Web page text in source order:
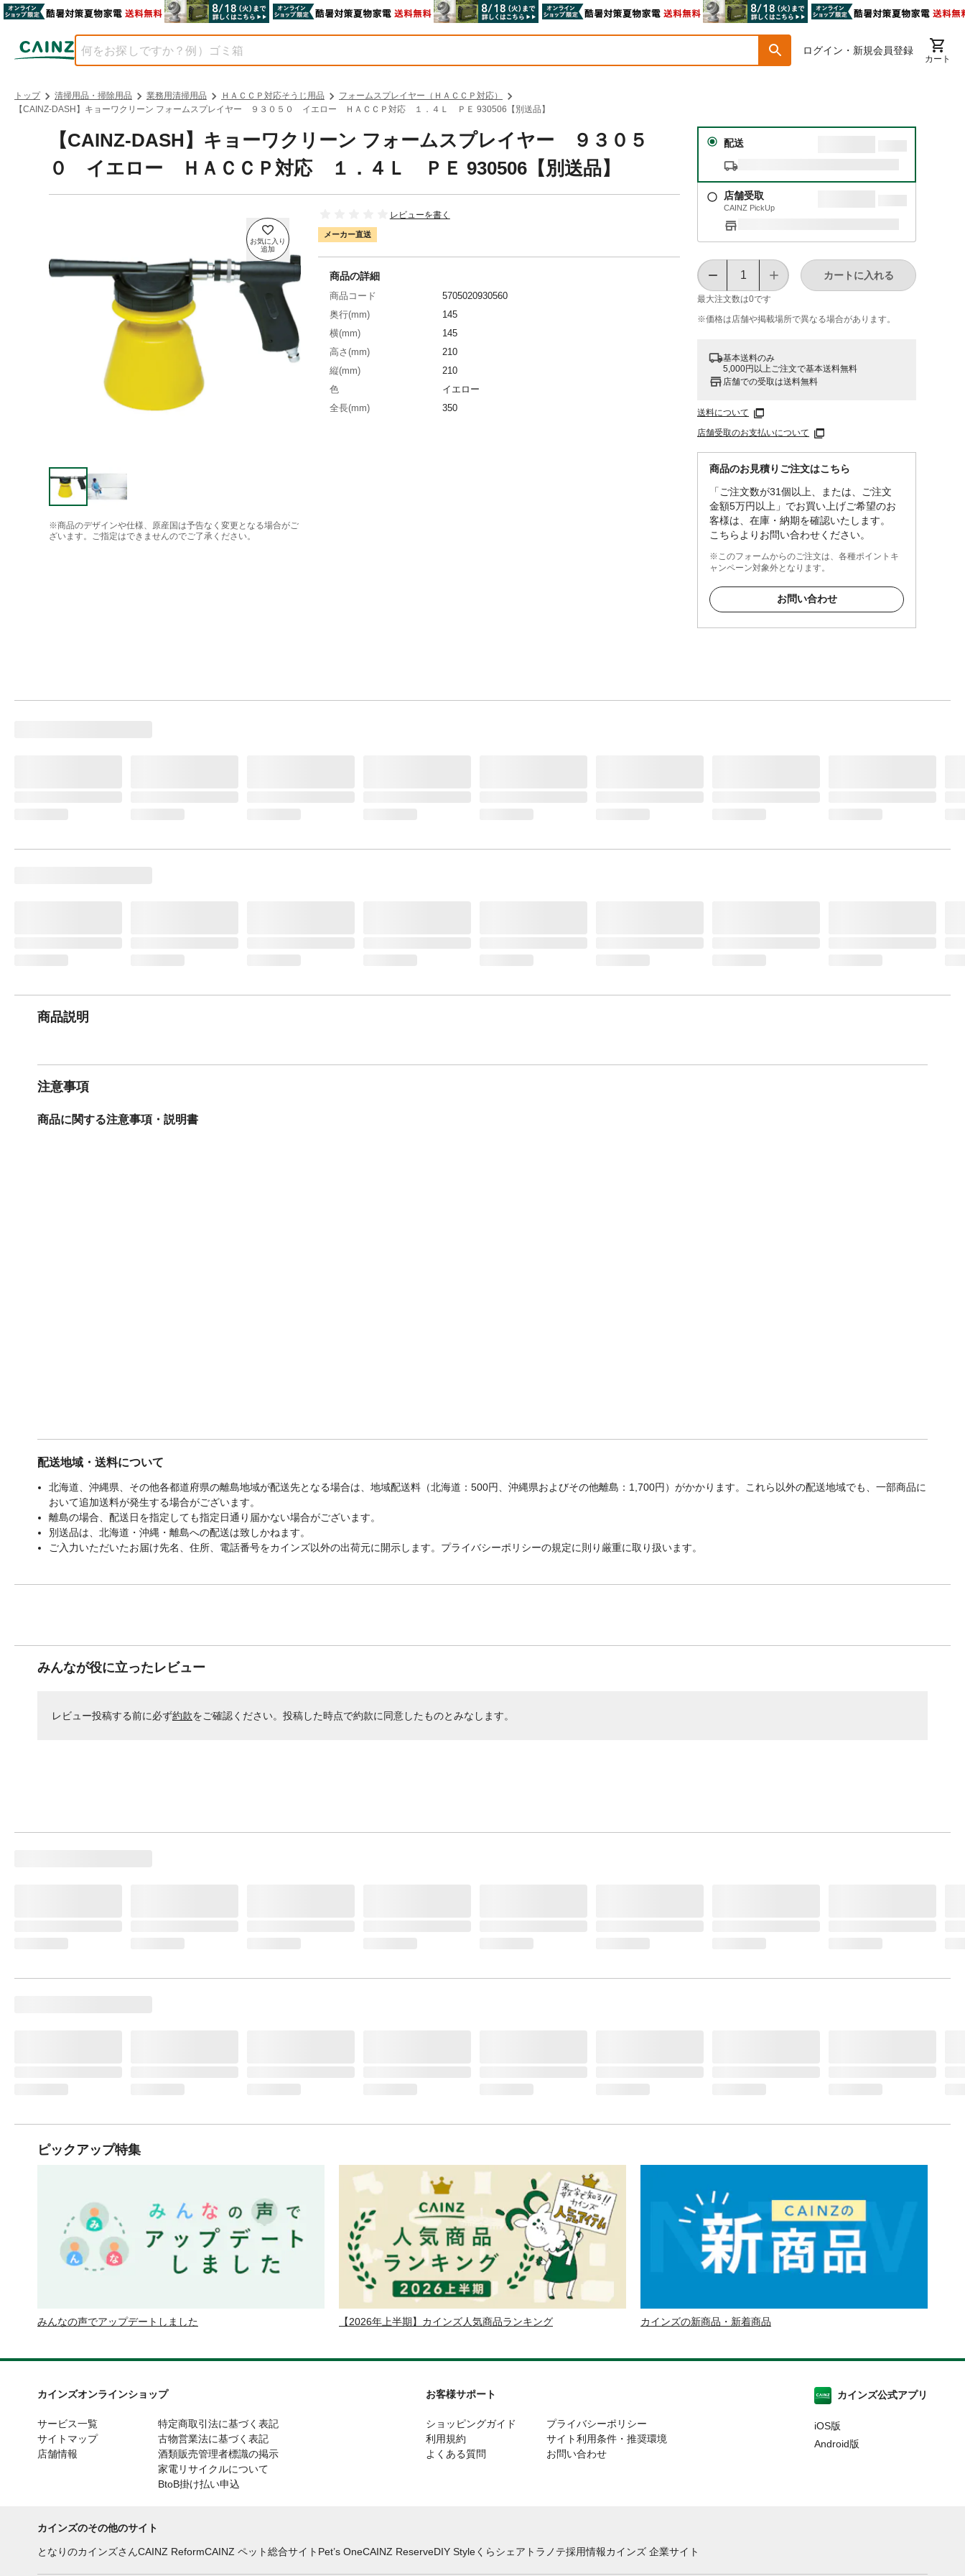
ログイン・新規会員登録
カート
トップ 清掃用品・掃除用品 業務用清掃用品 ＨＡＣＣＰ対応そうじ用品
フォームスプレイヤー（ＨＡＣＣＰ対応）
【CAINZ-DASH】キョーワクリーン フォームスプレイヤー ９３０５０ イエロー ＨＡＣＣＰ対応 １．４Ｌ ＰＥ 930506【別送品】
【CAINZ-DASH】キョーワクリーン フォームスプレイヤー ９３０５
０ イエロー ＨＡＣＣＰ対応 １．４Ｌ ＰＥ 930506【別送品】
※商品のデザインや仕様、原産国は予告なく変更となる場合がご
ざいます。ご指定はできませんのでご了承ください。
レビューを書く
メーカー直送
配送
店舗受取
CAINZ PickUp
最大注文数は0です
カートに入れる
※価格は​店舗や​掲載場所で​異なる​場合が​あります。
基本送料のみ
5,000円以上ご注文で基本送料無料
店舗での受取は送料無料
送料について
店舗受取のお支払いについて
商品のお見積りご注文はこちら
「ご注文数が31個以上、または、ご注文
金額5万円以上」でお買い上げご希望のお
客様は、在庫・納期を確認いたします。
こちらよりお問い合わせください。
※このフォームからのご注文は、各種ポイントキ
ャンペーン対象外となります。
お問い合わせ
商品の詳細
商品コード
5705020930560
奥行(mm)
145
横(mm)
145
高さ(mm)
210
縦(mm)
210
色
イエロー
全長(mm)
350
商品説明
注意事項
商品に関する注意事項・説明書
配送地域・送料について
北海道、沖縄県、その他各都道府県の離島地域が配送先となる場合は、地域配送料（北海道：500円、沖縄県およびその他離島：1,700円）がかかります。これら以外の配送地域でも、一部商品に
おいて追加送料が発生する場合がございます。
離島の場合、配送日を指定しても指定日通り届かない場合がございます。
別送品は、北海道・沖縄・離島への配送は致しかねます。
ご入力いただいたお届け先名、住所、電話番号をカインズ以外の出荷元に開示します。プライバシーポリシーの規定に則り厳重に取り扱います。
みんなが役に立ったレビュー
レビュー投稿する前に必ず約款をご確認ください。投稿した時点で約款に同意したものとみなします。
ピックアップ特集
みんなの声でアップデートしました 【2026年上半期】カインズ人気商品ランキング カインズの新商品・新着商品
カインズオンラインショップ
サービス一覧
サイトマップ
店舗情報
特定商取引法に基づく表記
古物営業法に基づく表記
酒類販売管理者標識の掲示
家電リサイクルについて
BtoB掛け払い申込
お客様サポート
ショッピングガイド
利用規約
よくある質問
プライバシーポリシー
サイト利用条件・推奨環境
お問い合わせ
カインズ公式アプリ
iOS版
Android版
カインズのその他のサイト
となりのカインズさんCAINZ ReformCAINZ ペット総合サイト Pet’s OneCAINZ ReserveDIY Styleくらシェア トラノテ採用情報カインズ 企業サイト